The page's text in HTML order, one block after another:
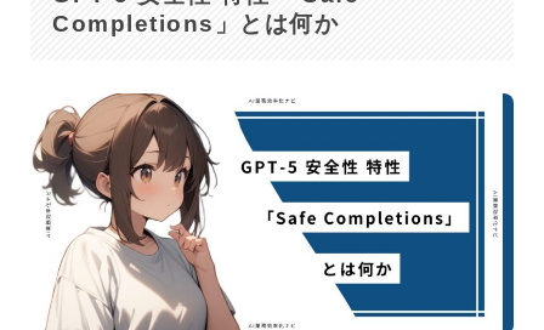
Completions」とは何か